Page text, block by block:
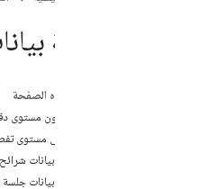
كتابة
على هذه الصفحة
مثال بدون مستوى
مثال على مستوى
كتابة بيانات
كتابة بيانات جلسة